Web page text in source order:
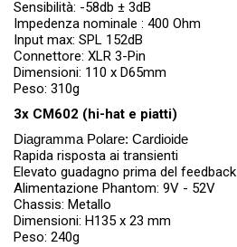
Sensibilità: -58db ± 3dB
Impedenza nominale : 400 Ohm
Input max: SPL 152dB
Connettore: XLR 3-Pin
Dimensioni: 110 x D65mm
Peso: 310g
3x CM602 (hi-hat e piatti)
Diagramma Polare: Cardioide
Rapida risposta ai transienti
Elevato guadagno prima del feedback
Alimentazione Phantom: 9V - 52V
Chassis: Metallo
Dimensioni: H135 x 23 mm
Peso: 240g